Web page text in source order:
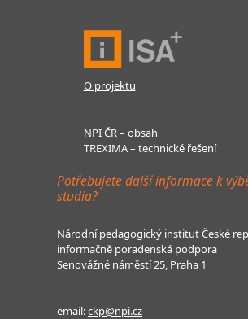
O projektu
NPI ČR – obsah
TREXIMA – technické řešení
Potřebujete další informace k
studia?
Národní pedagogický institut České
informačně poradenská podpora
Senovážné náměstí 25, Praha 1
email:ckp@npi.cz